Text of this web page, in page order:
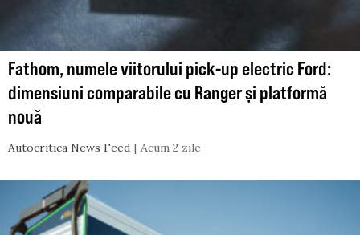
Fathom, numele viitorului pick-up electric Ford:
dimensiuni comparabile cu Ranger și platformă
nouă
Autocritica News Feed Acum 2 zile